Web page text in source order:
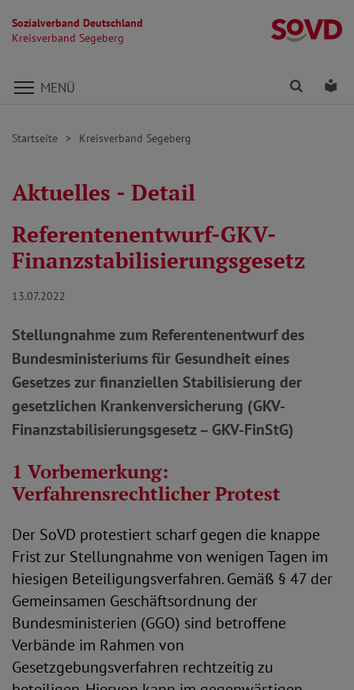
Sozialverband Deutschland
Kreisverband Segeberg
Direkt zu den Inhalten springen
MENÜ Finden
Startseite Kreisverband Segeberg
Aktuelles - Detail
Referentenentwurf-GKV-
Finanzstabilisierungsgesetz
13.07.2022
Stellungnahme zum Referentenentwurf des
Bundesministeriums für Gesundheit eines
Gesetzes zur finanziellen Stabilisierung der
gesetzlichen Krankenversicherung (GKV-
Finanzstabilisierungsgesetz – GKV-FinStG)
1 Vorbemerkung:
Verfahrensrechtlicher Protest
Der SoVD protestiert scharf gegen die knappe
Frist zur Stellungnahme von wenigen Tagen im
hiesigen Beteiligungsverfahren. Gemäß § 47 der
Gemeinsamen Geschäftsordnung der
Bundesministerien (GGO) sind betroffene
Verbände im Rahmen von
Gesetzgebungsverfahren rechtzeitig zu